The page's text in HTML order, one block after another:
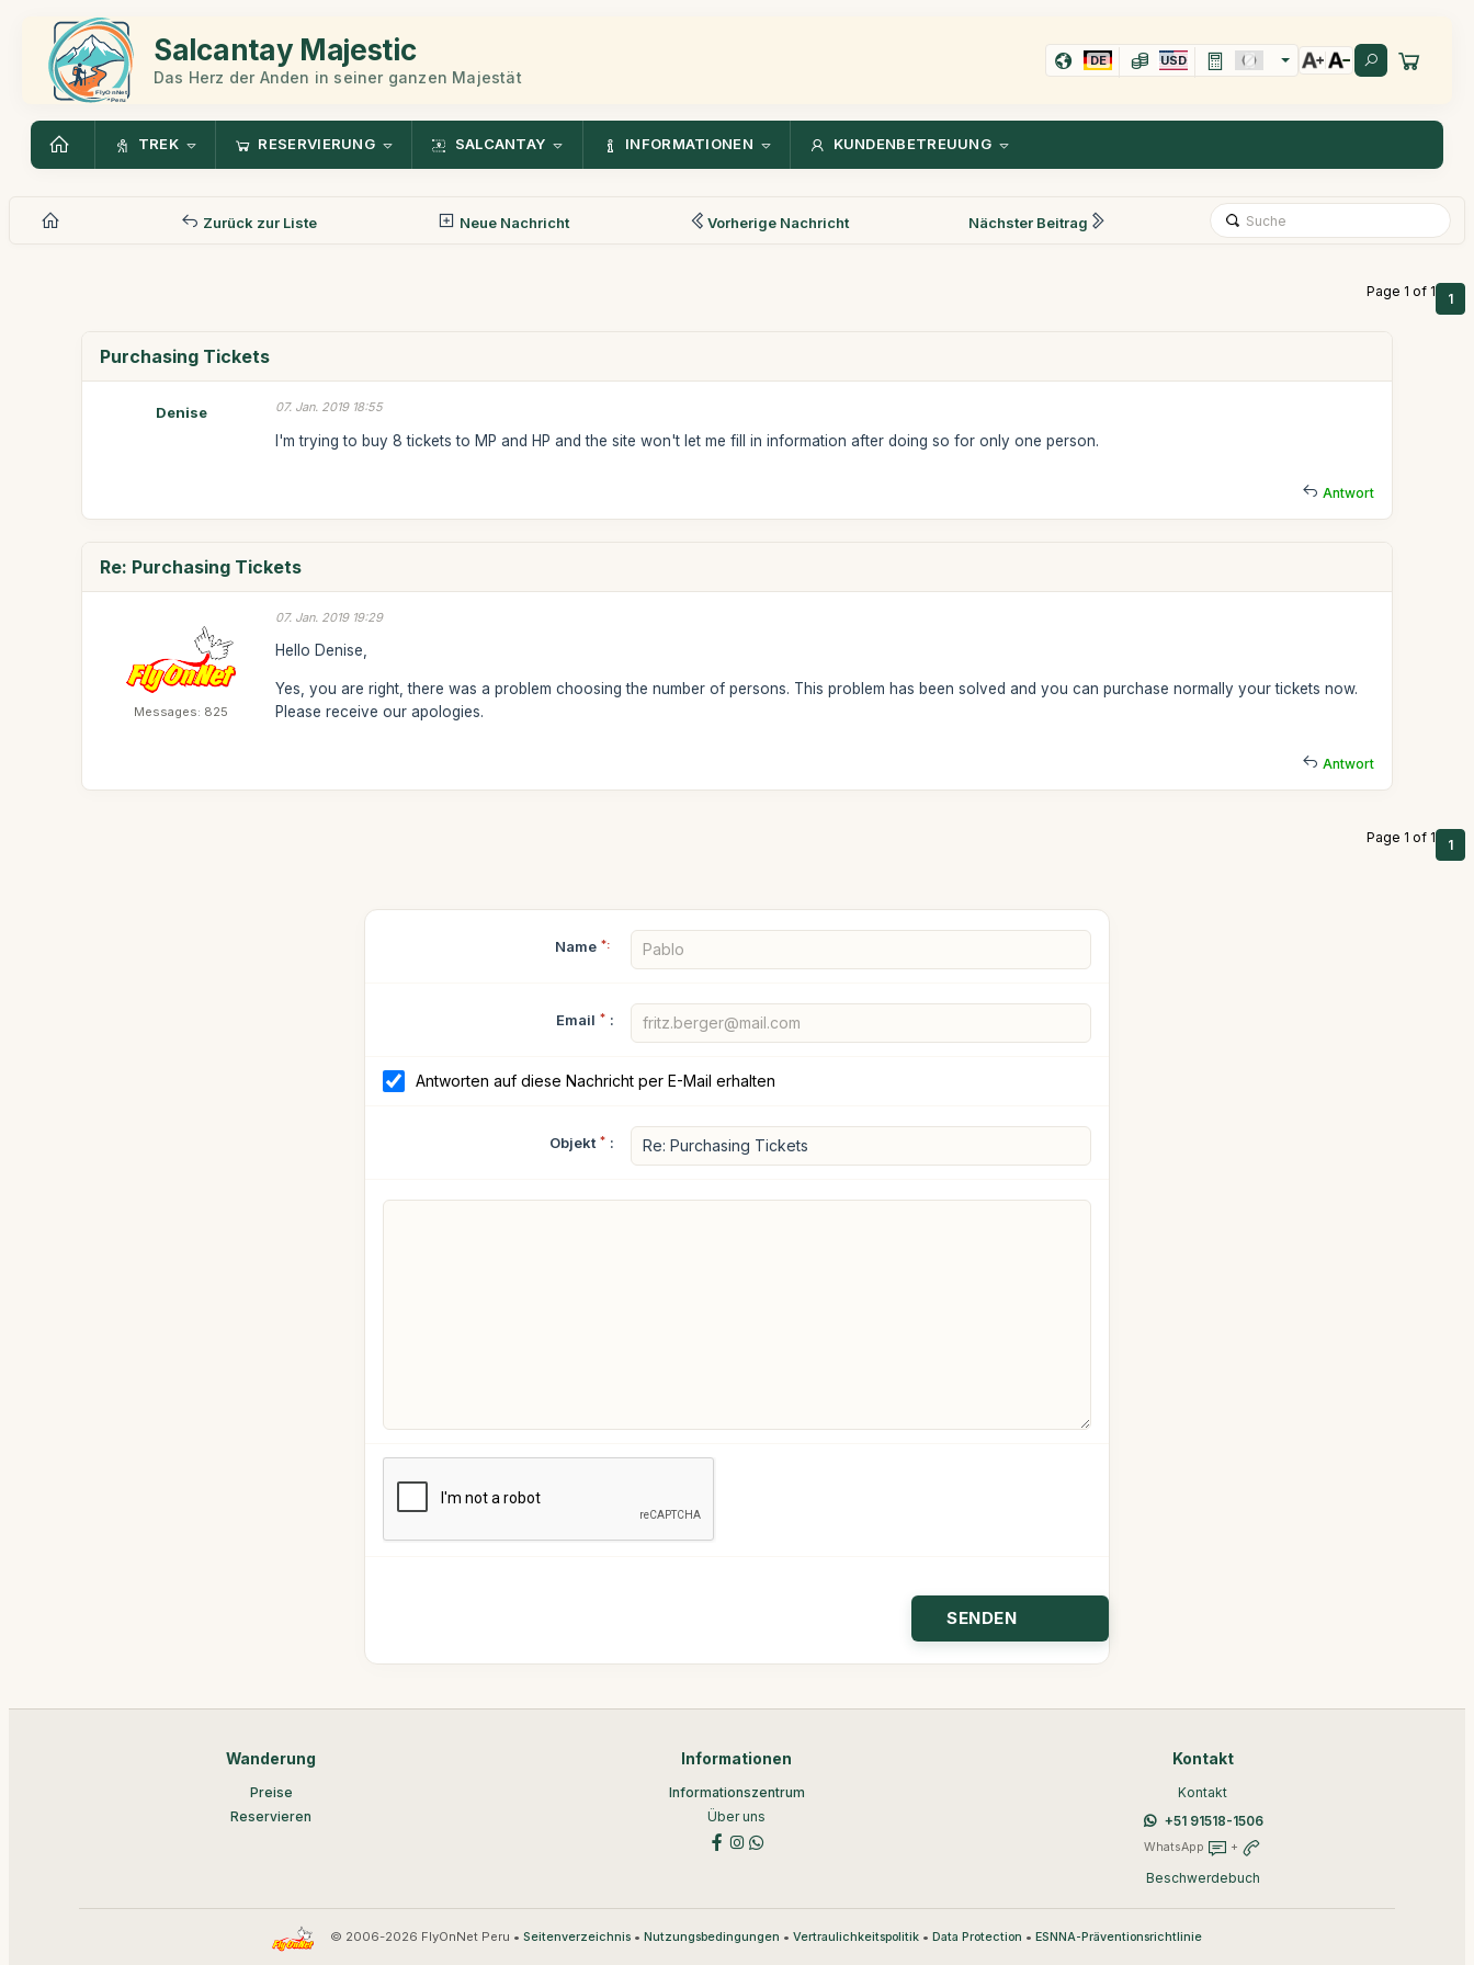
Salcantay Majestic
Das Herz der Anden in seiner ganzen Majestät
DE USD
TREK RESERVIERUNG SALCANTAY INFORMATIONEN KUNDENBETREUUNG
Zurück zur Liste Neue Nachricht Vorherige Nachricht Nächster Beitrag
Page 1 of 1 1
Purchasing Tickets
Denise 07. Jan. 2019 18:55
I'm trying to buy 8 tickets to MP and HP and the site won't let me fill in information after doing so for only one person.
Antwort
Re: Purchasing Tickets
Messages: 825
07. Jan. 2019 19:29
Hello Denise,
Yes, you are right, there was a problem choosing the number of persons. This problem has been solved and you can purchase normally your tickets now.
Please receive our apologies.
Antwort
Page 1 of 1 1
Name *:
Email * :
Antworten auf diese Nachricht per E-Mail erhalten
Objekt * :
Wanderung
Preise
Reservieren
Informationen
Informationszentrum
Über uns
Kontakt
Kontakt
+51 91518-1506
WhatsApp +
Beschwerdebuch
© 2006-2026 FlyOnNet Peru • Seitenverzeichnis• Nutzungsbedingungen • Vertraulichkeitspolitik• Data Protection • ESNNA-Präventionsrichtlinie